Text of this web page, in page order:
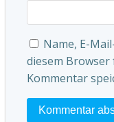
Name, E-
diesem
Kommentar